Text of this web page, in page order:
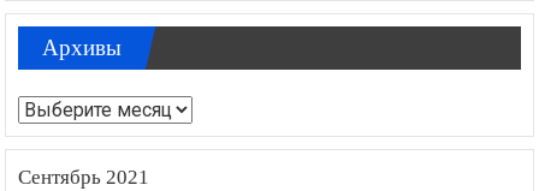
Архивы
Архивы
Сентябрь 2021